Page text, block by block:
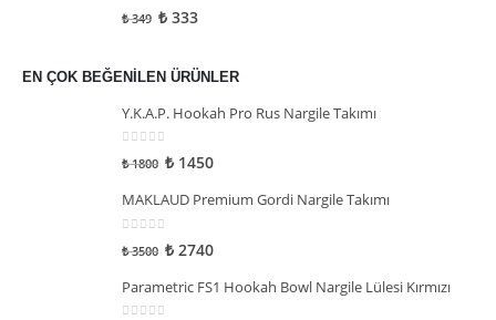
5 üzerinden
₺349 ₺ 333
EN ÇOK BEĞENILEN ÜRÜNLER
Y.K.A.P. Hookah Pro Rus Nargile Takımı
5 üzerinden
₺1800 ₺ 1450
MAKLAUD Premium Gordi Nargile Takımı
5 üzerinden
₺3500 ₺ 2740
Parametric FS1 Hookah Bowl Nargile Lülesi Kırmızı